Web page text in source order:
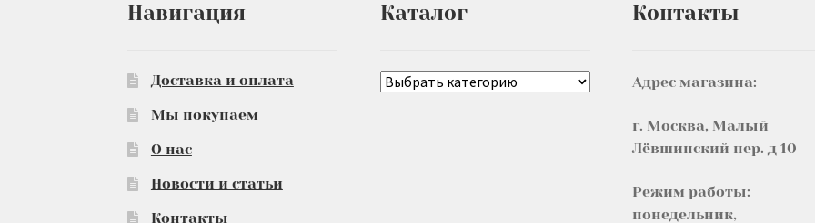
Навигация
Доставка и оплата
Мы покупаем
О нас
Новости и статьи
Контакты
Каталог Контакты
Адрес магазина:
г. Москва, Малый
Лёвшинский пер. д 10
Режим работы:
понедельник,